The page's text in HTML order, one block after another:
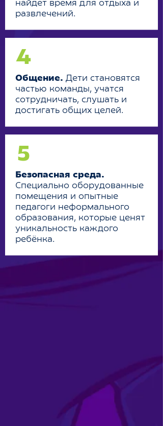
найдет время для отдыха и
развлечений.
4
Общение. Дети становятся
частью команды, учатся
сотрудничать, слушать и
достигать общих целей.
5
Безопасная среда.
Специально оборудованные
помещения и опытные
педагоги неформального
образования, которые ценят
уникальность каждого
ребёнка.